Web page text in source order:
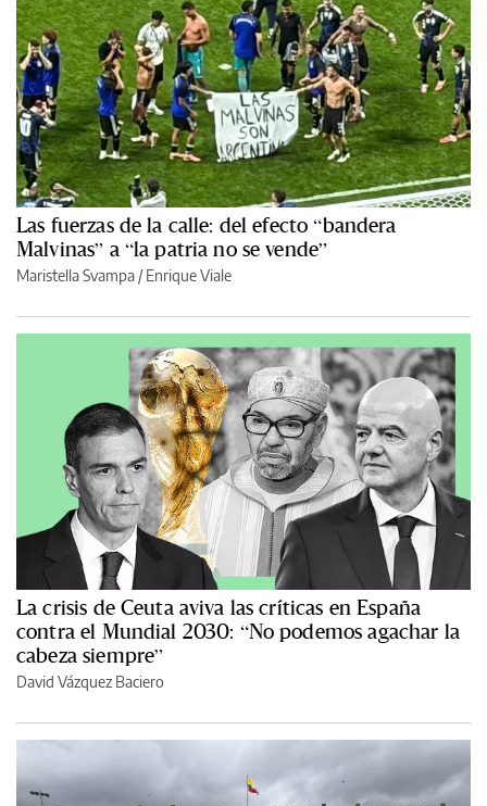
Las fuerzas de la calle: del efecto “bandera
Malvinas” a “la patria no se vende”
Maristella Svampa /Enrique Viale
La crisis de Ceuta aviva las críticas en España
contra el Mundial 2030: “No podemos agachar la
cabeza siempre”
David Vázquez Baciero